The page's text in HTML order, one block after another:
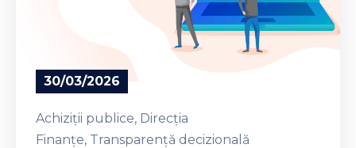
30/03/2026
Achiziții publice‚ Direcția
Finanțe‚ Transparență decizională